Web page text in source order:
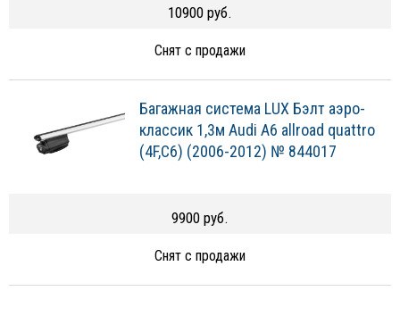
10900 руб.
Снят с продажи
Багажная система LUX Бэлт аэро-
классик 1,3м Audi A6 allroad quattro
(4F,C6) (2006-2012) № 844017
9900 руб.
Снят с продажи